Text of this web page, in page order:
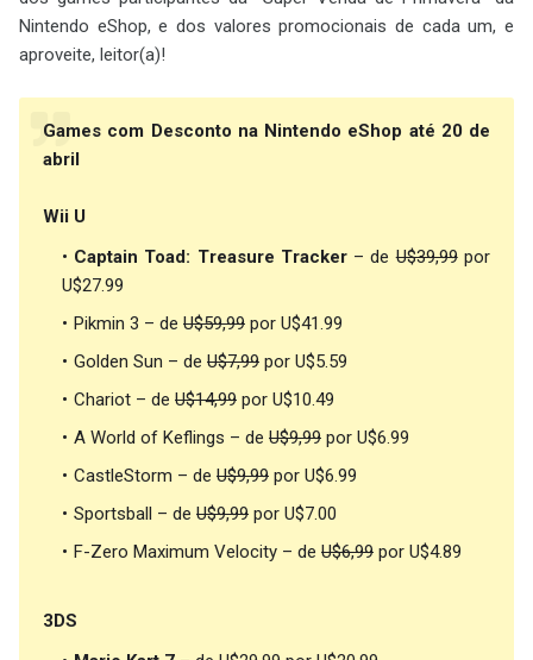
Nintendo eShop, e dos valores promocionais de cada um, e
aproveite, leitor(a)!
Games com Desconto na Nintendo eShop até 20 de
abril
Wii U
Captain Toad: Treasure Tracker– deU$39,99por
U$27.99
Pikmin 3 – de U$59,99 por U$41.99
Golden Sun – de U$7,99 por U$5.59
Chariot – de U$14,99 por U$10.49
A World of Keflings – de U$9,99 por U$6.99
CastleStorm – de U$9,99 por U$6.99
Sportsball – de U$9,99 por U$7.00
F-Zero Maximum Velocity – de U$6,99 por U$4.89
3DS